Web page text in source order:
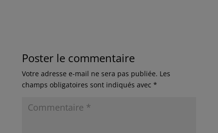
Poster le commentaire
Votre adresse e-mail ne sera pas publiée. Les
champs obligatoires sont indiqués avec *